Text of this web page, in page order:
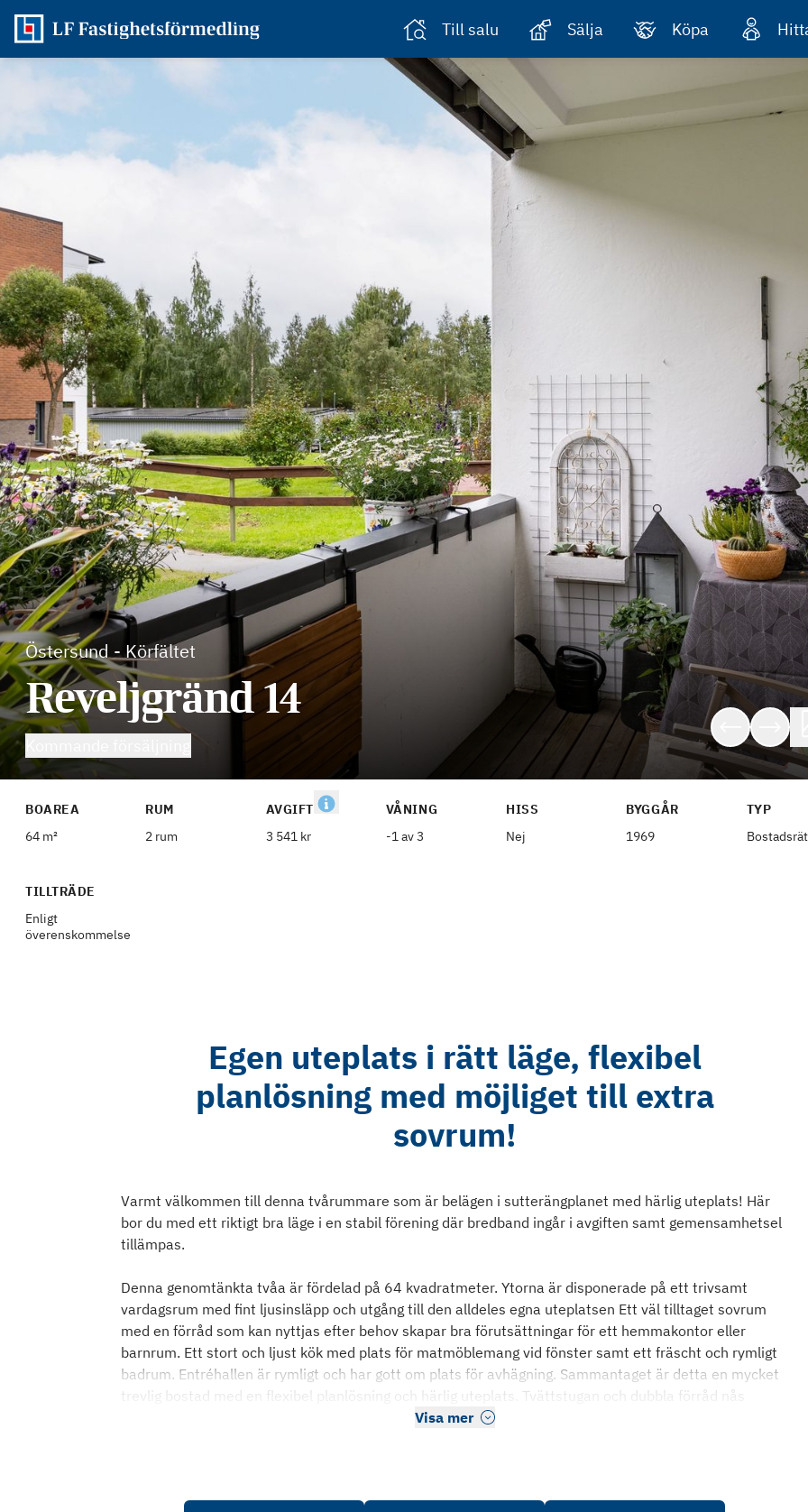
Till salu Sälja Köpa
Östersund-Körfältet
Reveljgränd 14
BOAREA
64 m²
RUM
2 rum
AVGIFT
3 541 kr
VÅNING
-1 av 3
HISS
Nej
BYGGÅR
1969
TYP
TILLTRÄDE
Enligt
överenskommelse
Egen uteplats i rätt läge, flexibel
planlösning med möjliget till extra
sovrum!
Varmt välkommen till denna tvårummare som är belägen i sutterängplanet med härlig uteplats! Här
bor du med ett riktigt bra läge i en stabil förening där bredband ingår i avgiften samt gemensamhetsel
tillämpas.
Denna genomtänkta tvåa är fördelad på 64 kvadratmeter. Ytorna är disponerade på ett trivsamt
vardagsrum med fint ljusinsläpp och utgång till den alldeles egna uteplatsen Ett väl tilltaget sovrum
med en förråd som kan nyttjas efter behov skapar bra förutsättningar för ett hemmakontor eller
barnrum. Ett stort och ljust kök med plats för matmöblemang vid fönster samt ett fräscht och rymligt
badrum. Entréhallen är rymligt och har gott om plats för avhägning. Sammantaget är detta en mycket
trevlig bostad med en flexibel planlösning och härlig uteplats. Tvättstugan och dubbla förråd nås
Visa mer